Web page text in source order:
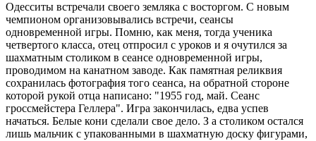
Одесситы встречали своего земляка с восторгом. С новым
чемпионом организовывались встречи, сеансы
одновременной игры. Помню, как меня, тогда ученика
четвертого класса, отец отпросил с уроков и я очутился за
шахматным столиком в сеансе одновременной игры,
проводимом на канатном заводе. Как памятная реликвия
сохранилась фотография того сеанса, на обратной стороне
которой рукой отца написано: "1955 год, май. Сеанс
гроссмейстера Геллера". Игра закончилась, едва успев
начаться. Белые кони сделали свое дело. З а столиком остался
лишь мальчик с упакованными в шахматную доску фигурами,